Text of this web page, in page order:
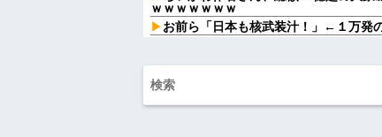
ｗｗｗｗｗｗｗ
お前ら「日本も核武装汁！」←１万発
行方不明になった子の名前が「大和
結果、ネットで意見が真っ二つになって
子供がバイトで貯めた資金で旅行中の